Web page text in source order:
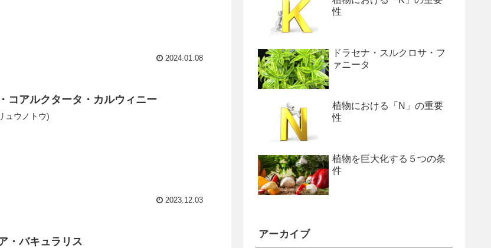
2024.01.08
コアルクタータ・カルウィニー
ュウノトウ)
2023.12.03
・バキュラリス
性
ドラセナ・スルクロサ・フ
ァニータ
植物における「N」の重要
性
植物を巨大化する５つの条
件
アーカイブ